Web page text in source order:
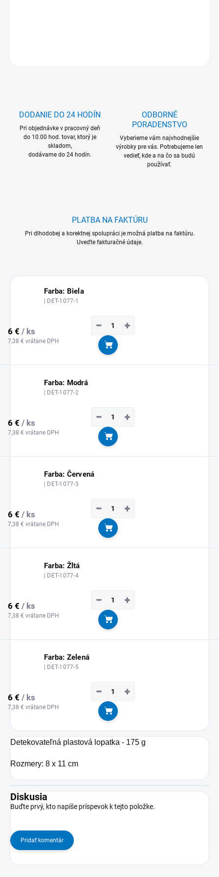
DODANIE DO 24 HODÍN
Pri objednávke v pracovný deň
do 10.00 hod. tovar, ktorý je
skladom,
dodávame do 24 hodín.
ODBORNÉ
PORADENSTVO
Vyberieme vám najvhodnejšie
výrobky pre vás. Potrebujeme len
vedieť, kde a na čo sa budú
používať.
PLATBA NA FAKTÚRU
Pri dlhodobej a korektnej spolupráci je možná platba na faktúru.
Uveďte fakturačné údaje.
Farba: Biela
| DET-1077-1
6 € / ks
7,38 € vrátane DPH
+
−
Do košíka
Farba: Modrá
| DET-1077-2
6 € / ks
7,38 € vrátane DPH
+
−
Do košíka
Farba: Červená
| DET-1077-3
6 € / ks
7,38 € vrátane DPH
+
−
Do košíka
Farba: Žltá
| DET-1077-4
6 € / ks
7,38 € vrátane DPH
+
−
Do košíka
Farba: Zelená
| DET-1077-5
6 € / ks
7,38 € vrátane DPH
+
−
Do košíka
Detekovateľná plastová lopatka - 175 g
Rozmery: 8 x 11 cm
Diskusia
Buďte prvý, kto napíše príspevok k tejto položke.
Pridať komentár